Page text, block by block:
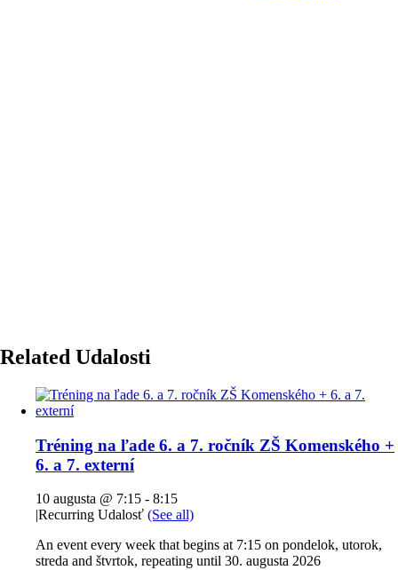
Related Udalosti
Tréning na ľade 6. a 7. ročník ZŠ Komenského +
6. a 7. externí
10 augusta @ 7:15 - 8:15
|Recurring Udalosť (See all)
An event every week that begins at 7:15 on pondelok, utorok,
streda and štvrtok, repeating until 30. augusta 2026